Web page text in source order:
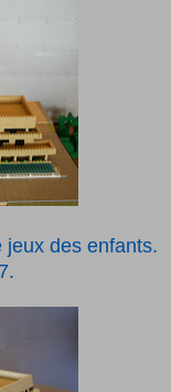
jeux des enfants.